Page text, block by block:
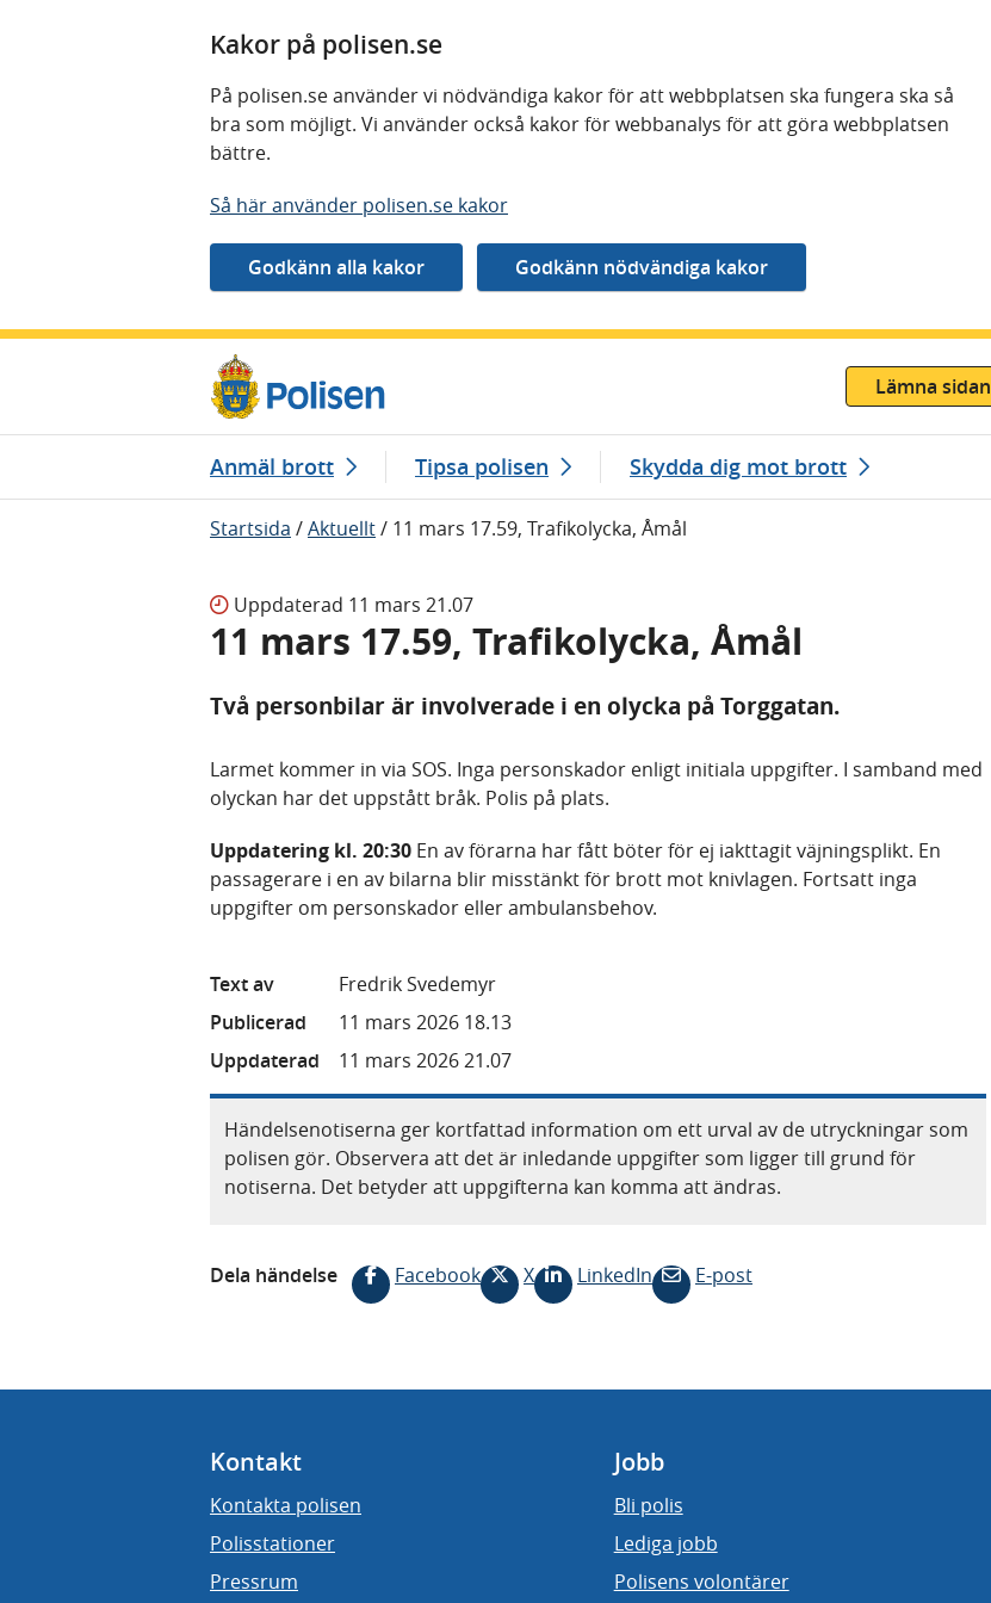
Kakor på polisen.se
På polisen.se använder vi nödvändiga kakor för att webbplatsen ska fungera ska så
bra som möjligt. Vi använder också kakor för webbanalys för att göra webbplatsen
bättre.
Så här använder polisen.se kakor
Lämna sidan
Anmäl brott Tipsa polisen Skydda dig mot brott
Startsida /Aktuellt/ 11 mars 17.59, Trafikolycka, Åmål
Uppdaterad 11 mars 21.07
11 mars 17.59, Trafikolycka, Åmål
Två personbilar är involverade i en olycka på Torggatan.
Larmet kommer in via SOS. Inga personskador enligt initiala uppgifter. I samband med
olyckan har det uppstått bråk. Polis på plats.
Uppdatering kl. 20:30 En av förarna har fått böter för ej iakttagit väjningsplikt. En
passagerare i en av bilarna blir misstänkt för brott mot knivlagen. Fortsatt inga
uppgifter om personskador eller ambulansbehov.
Text av
Fredrik Svedemyr
Publicerad
11 mars 2026 18.13
Uppdaterad
11 mars 2026 21.07
Händelsenotiserna ger kortfattad information om ett urval av de utryckningar som
polisen gör. Observera att det är inledande uppgifter som ligger till grund för
notiserna. Det betyder att uppgifterna kan komma att ändras.
Dela händelse Facebook X LinkedIn E-post
Kontakt
Kontakta polisen
Polisstationer
Pressrum
Jobb
Bli polis
Lediga jobb
Polisens volontärer